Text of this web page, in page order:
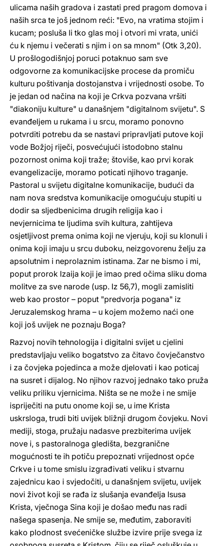
ulicama naših gradova i zastati pred pragom domova i
naših srca te još jednom reći: "Evo, na vratima stojim i
kucam; posluša li tko glas moj i otvori mi vrata, unići
ću k njemu i večerati s njim i on sa mnom" (Otk 3,20).
U prošlogodišnjoj poruci potaknuo sam sve
odgovorne za komunikacijske procese da promiču
kulturu poštivanja dostojanstva i vrijednosti osobe. To
je jedan od načina na koji je Crkva pozvana vršiti
"diakoniju kulture" u današnjem "digitalnom svijetu". S
evanđeljem u rukama i u srcu, moramo ponovno
potvrditi potrebu da se nastavi pripravljati putove koji
vode Božjoj riječi, posvećujući istodobno stalnu
pozornost onima koji traže; štoviše, kao prvi korak
evangelizacije, moramo poticati njihovo traganje.
Pastoral u svijetu digitalne komunikacije, budući da
nam nova sredstva komunikacije omogućuju stupiti u
dodir sa sljedbenicima drugih religija kao i
nevjernicima te ljudima svih kultura, zahtijeva
osjetljivost prema onima koji ne vjeruju, koji su klonuli i
onima koji imaju u srcu duboku, neizgovorenu želju za
apsolutnim i neprolaznim istinama. Zar ne bismo i mi,
poput prorok Izaija koji je imao pred očima sliku doma
molitve za sve narode (usp. Iz 56,7), mogli zamisliti
web kao prostor – poput "predvorja pogana" iz
Jeruzalemskog hrama – u kojem možemo naći one
koji još uvijek ne poznaju Boga?
Razvoj novih tehnologija i digitalni svijet u cjelini
predstavljaju veliko bogatstvo za čitavo čovječanstvo
i za čovjeka pojedinca a može djelovati i kao poticaj
na susret i dijalog. No njihov razvoj jednako tako pruža
veliku priliku vjernicima. Ništa se ne može i ne smije
ispriječiti na putu onome koji se, u ime Krista
uskrsloga, trudi biti uvijek bližnji drugom čovjeku. Novi
mediji, stoga, pružaju nadasve prezbiterima uvijek
nove i, s pastoralnoga gledišta, bezgranične
mogućnosti te ih potiču prepoznati vrijednost opće
Crkve i u tome smislu izgrađivati veliku i stvarnu
zajednicu kao i svjedočiti, u današnjem svijetu, uvijek
novi život koji se rađa iz slušanja evanđelja Isusa
Krista, vječnoga Sina koji je došao među nas radi
našega spasenja. Ne smije se, međutim, zaboraviti
kako plodnost svećeničke službe izvire prije svega iz